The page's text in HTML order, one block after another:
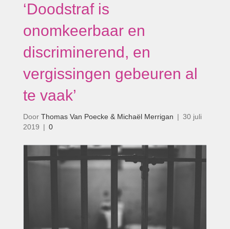
‘Doodstraf is
onomkeerbaar en
discriminerend, en
vergissingen gebeuren al
te vaak’
Door Thomas Van Poecke & Michaël Merrigan | 30 juli
2019 | 0